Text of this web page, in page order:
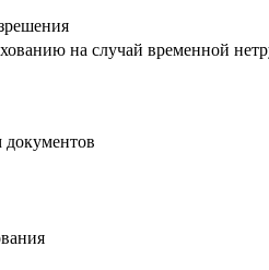
на случай временной
документов